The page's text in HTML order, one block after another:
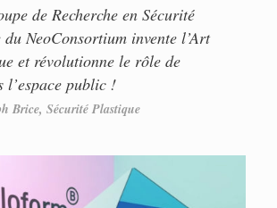
de Recherche en Sécurité
du NeoConsortium invente l’Art
et révolutionne le rôle de
l’espace public !
Brice, Sécurité Plastique